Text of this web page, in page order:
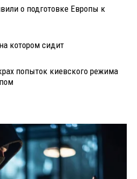
о подготовке Европы к
котором сидит
попыток киевского режима